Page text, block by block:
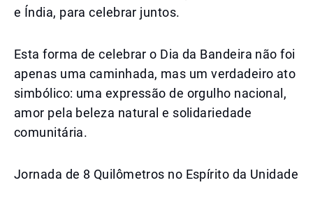
e Índia, para celebrar juntos.
Esta forma de celebrar o Dia da Bandeira não foi
apenas uma caminhada, mas um verdadeiro ato
simbólico: uma expressão de orgulho nacional,
amor pela beleza natural e solidariedade
comunitária.
Jornada de 8 Quilômetros no Espírito da Unidade